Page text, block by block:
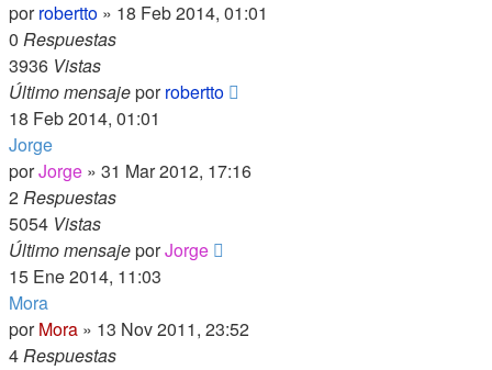
porrobertto » 18 Feb 2014, 01:01
0 Respuestas
3936 Vistas
Último mensajeporrobertto
18 Feb 2014, 01:01
Jorge
porJorge » 31 Mar 2012, 17:16
2Respuestas
5054 Vistas
Último mensajeporJorge
15 Ene 2014, 11:03
Mora
porMora » 13 Nov 2011, 23:52
4Respuestas